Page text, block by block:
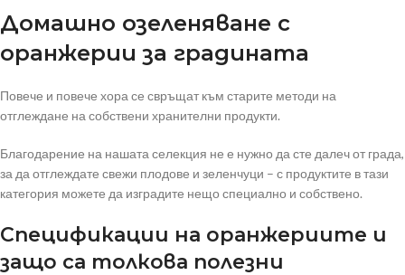
Домашно озеленяване с
оранжерии за градината
Повече и повече хора се свръщат към старите методи на
отглеждане на собствени хранителни продукти.
Благодарение на нашата селекция не е нужно да сте далеч от града,
за да отглеждате свежи плодове и зеленчуци – с продуктите в тази
категория можете да изградите нещо специално и собствено.
Спецификации на оранжериите и
защо са толкова полезни